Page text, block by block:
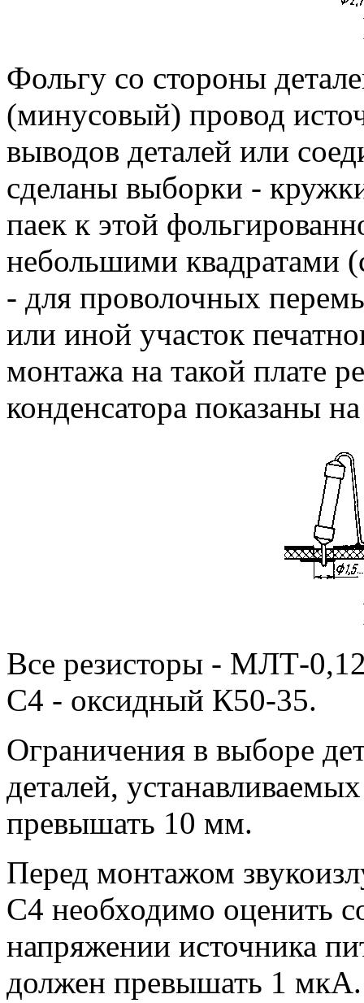
Фольгу со стороны
(минусовый) провод
выводов деталей или
сделаны выборки -
паек к этой
небольшими квадратами
- для проволочных
или иной участок
монтажа на такой плате
конденсатора показаны
Все резисторы - МЛТ-
С4 - оксидный К50-35.
Ограничения в выборе
деталей,
превышать 10 мм.
Перед монтажом
С4 необходимо оценить
напряжении источника
должен превышать 1 мкА.